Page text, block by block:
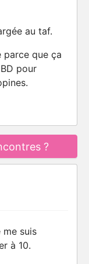
au taf.
parce que ça
pour
?
suis
à 10.